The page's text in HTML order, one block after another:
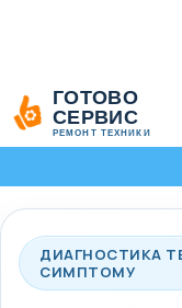
Перейти
содержимому
ГОТОВО
СЕРВИС
РЕМОНТ ТЕХНИКИ
ДИАГНОСТИКА
СИМПТОМУ